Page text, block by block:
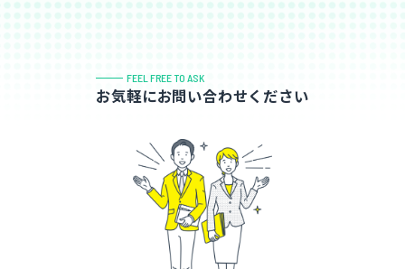
FEEL FREE TO ASK
お気軽にお問い合わせください